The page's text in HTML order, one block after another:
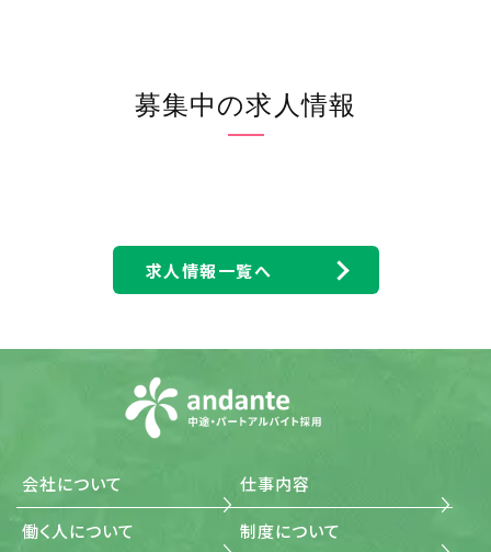
当社は、事業活動において、個人情報をお預かりしている
ことを考慮し、それぞれの業務実態に応じた個人情報保護
のための管理体制を確立すると共に、個人情報の収集、利
諸規則に則り、個人情報へのアクセス管理、個人情報の持
ち出し手段の制限、外部からの不正アクセスの防止等の対
策を実施し、個人情報の漏洩、滅失またはき損の防止に努
(4) 法令・規範の遵守 当社は、個人情報の取扱いに関する
法令、国が定める指針その他の規範を遵守します。また、当
社の個人情報管理規則を、これらの法令および指針その
他の規範に適合させます。
(5) 個人情報に関する本人の権利尊重 当社は、個人情報に
用もしくは提供の拒否を求められたとき、および苦情、相談
の申し出を受けたときは、個人情報に関する本人の権利を
尊重し、誠意をもって対応します。
募集中の求人情報
求人情報一覧へ
会社について 仕事内容
働く人について 制度について